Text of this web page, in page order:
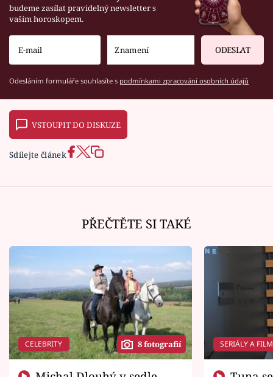
budeme zasílat pravidelný newsletter s
vaším horoskopem.
ODESLAT
Odesláním formuláře souhlasíte s podmínkami zpracování osobních údajů
VSTOUPIT DO DISKUZE
Sdílejte článek
PŘEČTĚTE SI TAKÉ
CELEBRITY 8 fotografií SERIÁLY A